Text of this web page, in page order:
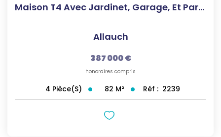
Maison T4 Avec Jardinet, Garage, Et Parking
Allauch
387 000 €
honoraires compris
4 Pièce(s) 82 M² Réf : 2239